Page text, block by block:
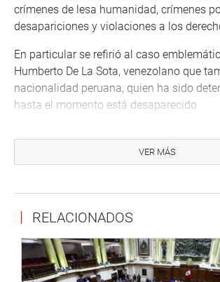
crímenes de lesa humanidad, crímenes
desapariciones y violaciones a los
En particular se refirió al caso
Humberto De La Sota, venezolano que
nacionalidad peruana, quien ha sido
hasta el momento está desaparecido.
órdenes de agresión, violencia y de
derechos humanos, provienen de las
Por su lado, Trujillo Zegarra manifestó su
el pueblo venezolano e hizo votos para
recupere la democracia en ese país.
Durante la 27 sesión ordinaria virtual
VER MÁS
RELACIONADOS